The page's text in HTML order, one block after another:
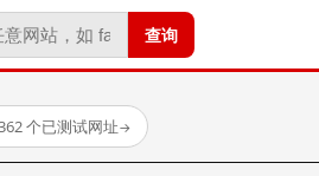
查询
个已测试网址→